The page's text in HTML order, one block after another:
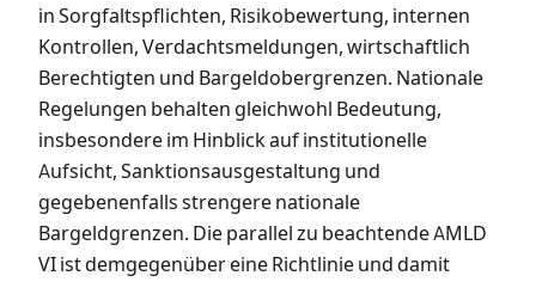
in Sorgfaltspflichten, Risikobewertung, internen
Kontrollen, Verdachtsmeldungen, wirtschaftlich
Berechtigten und Bargeldobergrenzen. Nationale
Regelungen behalten gleichwohl Bedeutung,
insbesondere im Hinblick auf institutionelle
Aufsicht, Sanktionsausgestaltung und
gegebenenfalls strengere nationale
Bargeldgrenzen. Die parallel zu beachtende AMLD
VI ist demgegenüber eine Richtlinie und damit